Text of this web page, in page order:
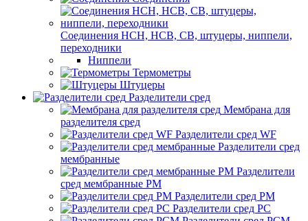
Соединения НСН, НСВ, СВ, штуцеры, ниппели,
переходники
Ниппели
Термометры
Штуцеры
Разделители сред
Мембрана для
разделителя сред
Разделители сред WF
Разделители сред
мембранные
Разделители
сред мембранные РМ
Разделители сред РМ
Разделители сред РС